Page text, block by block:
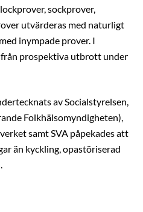
sockprover,
utvärderas med naturligt
inympade prover. I
prospektiva utbrott under
av Socialstyrelsen,
Folkhälsomyndigheten),
samt SVA påpekades att
än kyckling, opastöriserad